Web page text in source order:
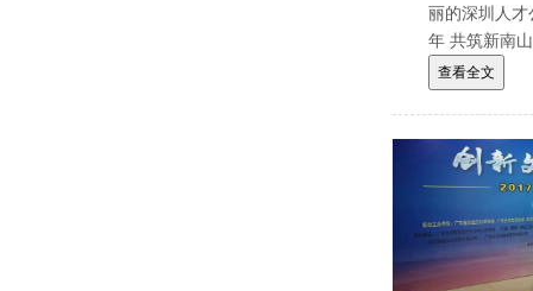
丽的深圳人
年 共筑新南
幕式。
查看全文